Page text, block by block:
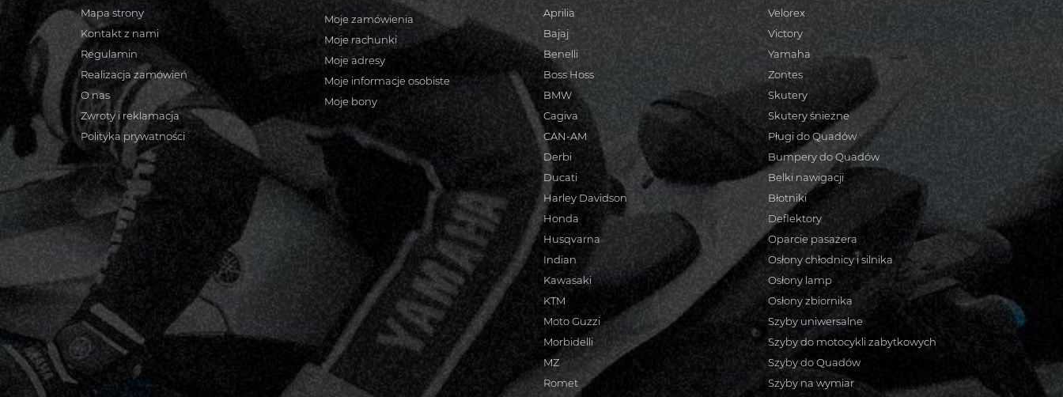
Mapa strony
Kontakt z nami
Regulamin
Realizacja zamówień
O nas
Zwroty i reklamacja
Polityka prywatności
Moje zamówienia
Moje rachunki
Moje adresy
Moje informacje osobiste
Moje bony
Aprilia
Bajaj
Benelli
Boss Hoss
BMW
Cagiva
CAN-AM
Derbi
Ducati
Harley Davidson
Honda
Husqvarna
Indian
Kawasaki
KTM
Moto Guzzi
Morbidelli
MZ
Romet
Velorex
Victory
Yamaha
Zontes
Skutery
Skutery śnieżne
Pługi do Quadów
Bumpery do Quadów
Belki nawigacji
Błotniki
Deflektory
Oparcie pasażera
Osłony chłodnicy i silnika
Osłony lamp
Osłony zbiornika
Szyby uniwersalne
Szyby do motocykli zabytkowych
Szyby do Quadów
Szyby na wymiar